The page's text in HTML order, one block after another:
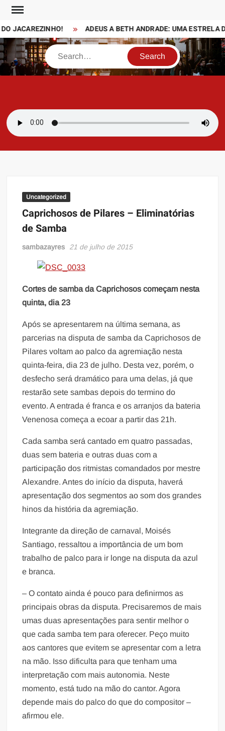
Skip
content
JACAREZINHO! ADEUS A BETH ANDRADE: UMA ESTRELA
Search
Uncategorized
Caprichosos de Pilares – Eliminatórias
de Samba
sambazayres 21 de julho de 2015
Cortes de samba da Caprichosos começam nesta
quinta, dia 23
Após se apresentarem na última semana, as
parcerias na disputa de samba da Caprichosos de
Pilares voltam ao palco da agremiação nesta
quinta-feira, dia 23 de julho. Desta vez, porém, o
desfecho será dramático para uma delas, já que
restarão sete sambas depois do termino do
evento. A entrada é franca e os arranjos da bateria
Venenosa começa a ecoar a partir das 21h.
Cada samba será cantado em quatro passadas,
duas sem bateria e outras duas com a
participação dos ritmistas comandados por mestre
Alexandre. Antes do início da disputa, haverá
apresentação dos segmentos ao som dos grandes
hinos da história da agremiação.
Integrante da direção de carnaval, Moisés
Santiago, ressaltou a importância de um bom
trabalho de palco para ir longe na disputa da azul
e branca.
– O contato ainda é pouco para definirmos as
principais obras da disputa. Precisaremos de mais
umas duas apresentações para sentir melhor o
que cada samba tem para oferecer. Peço muito
aos cantores que evitem se apresentar com a letra
na mão. Isso dificulta para que tenham uma
interpretação com mais autonomia. Neste
momento, está tudo na mão do cantor. Agora
depende mais do palco do que do compositor –
afirmou ele.